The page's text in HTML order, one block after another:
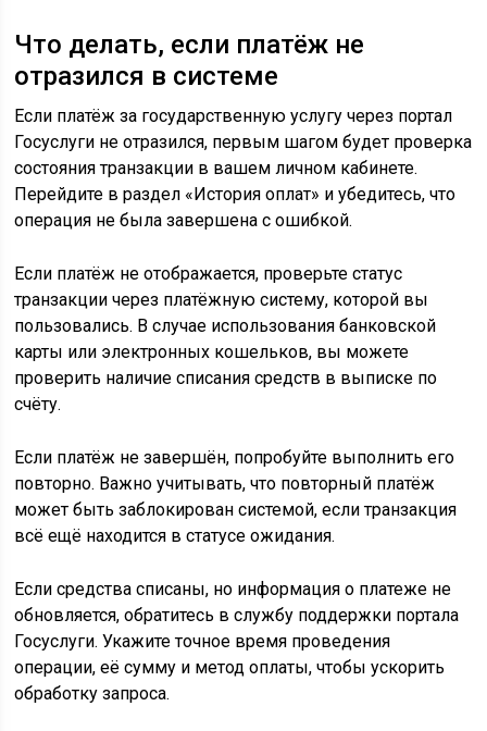
Что делать, если платёж не
отразился в системе
Если платёж за государственную услугу через портал
Госуслуги не отразился, первым шагом будет проверка
состояния транзакции в вашем личном кабинете.
Перейдите в раздел «История оплат» и убедитесь, что
операция не была завершена с ошибкой.
Если платёж не отображается, проверьте статус
транзакции через платёжную систему, которой вы
пользовались. В случае использования банковской
карты или электронных кошельков, вы можете
проверить наличие списания средств в выписке по
счёту.
Если платёж не завершён, попробуйте выполнить его
повторно. Важно учитывать, что повторный платёж
может быть заблокирован системой, если транзакция
всё ещё находится в статусе ожидания.
Если средства списаны, но информация о платеже не
обновляется, обратитесь в службу поддержки портала
Госуслуги. Укажите точное время проведения
операции, её сумму и метод оплаты, чтобы ускорить
обработку запроса.